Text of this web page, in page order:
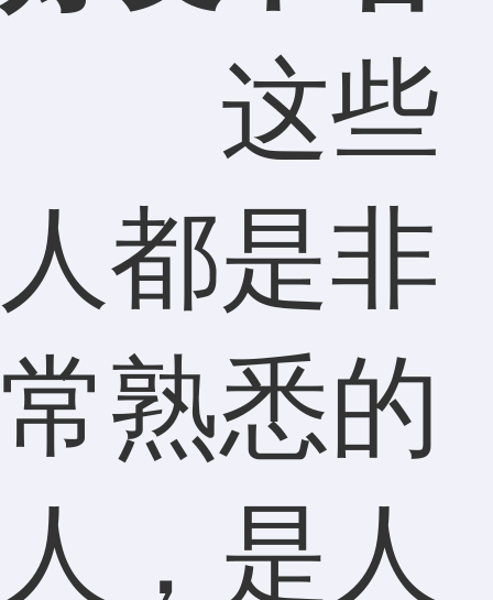
这些
人都是非
常熟悉的
人，是人